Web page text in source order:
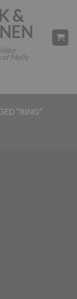
&
of Molly
“RING”